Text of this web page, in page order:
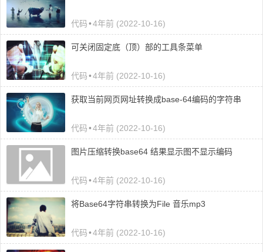
代码•4年前 (2022-10-16)
可关闭固定底（顶）部的工具条菜单
代码•4年前 (2022-10-16)
获取当前网页网址转换成base-64编码的字符串
代码•4年前 (2022-10-16)
图片压缩转换base64 结果显示图不显示编码
代码•4年前 (2022-10-16)
将Base64字符串转换为File 音乐mp3
代码•4年前 (2022-10-16)